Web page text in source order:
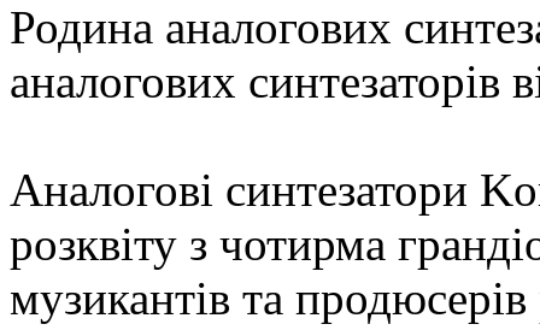
Родина аналогових
аналогових синтезаторів
Аналогові синтезатори
розквіту з чотирма
музикантів та